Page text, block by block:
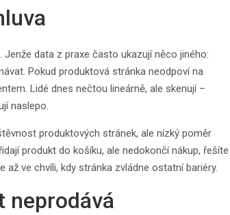
data z praxe často ukazují něco jiného:
Pokud produktová stránka neodpoví na
Lidé dnes nečtou lineárně, ale skenují –
naslepo.
produktových stránek, ale nízký poměr
produkt do košíku, ale nedokončí nákup, řešíte
až ve chvíli, kdy stránka zvládne ostatní bariéry.
neprodává